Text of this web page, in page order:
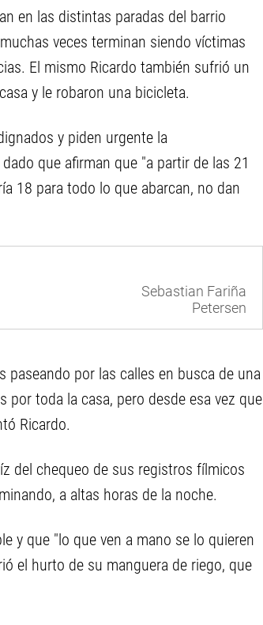
en las distintas paradas del barrio
veces terminan siendo víctimas
El mismo Ricardo también sufrió un
y le robaron una bicicleta.
y piden urgente la
que afirman que "a partir de las 21
18 para todo lo que abarcan, no dan
Sebastian Fariña
Petersen
paseando por las calles en busca de una
por toda la casa, pero desde esa vez que
Ricardo.
del chequeo de sus registros fílmicos
a altas horas de la noche.
y que "lo que ven a mano se lo quieren
el hurto de su manguera de riego, que